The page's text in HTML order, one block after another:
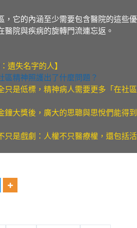
，它的內涵至少需要包含醫院的這些優
醫院與疾病的旋轉門流連忘返。
遺失名字的人】
區精神照護出了什麼問題？
只是低標，精神病人需要更多「在社區
鐘大獎後，廣大的思聰與思悅們能得到
只是戲劇：人權不只醫療權，還包括活